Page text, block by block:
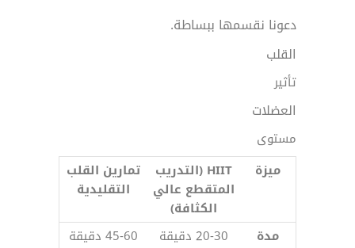
دعونا نقسمها ببساطة.
القلب
تأثير
العضلات
مستوى
ميزة
HIIT (التدريب
المتقطع عالي
الكثافة)
تمارين القلب
التقليدية
مدة 20-30 دقيقة
45-60 دقيقة